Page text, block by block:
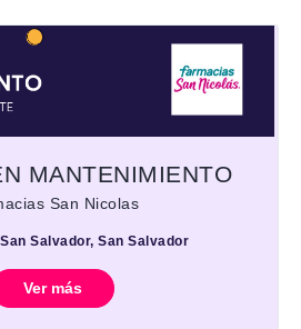
MANTENIMIENTO
San Nicolas
Salvador, San Salvador
Ver más